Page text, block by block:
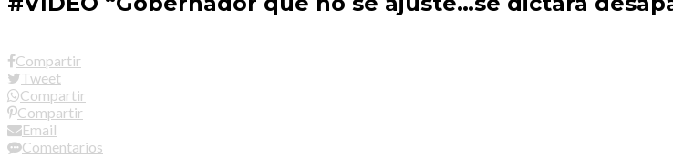
Compartir
Tweet
Compartir
Compartir
Email
Comentarios